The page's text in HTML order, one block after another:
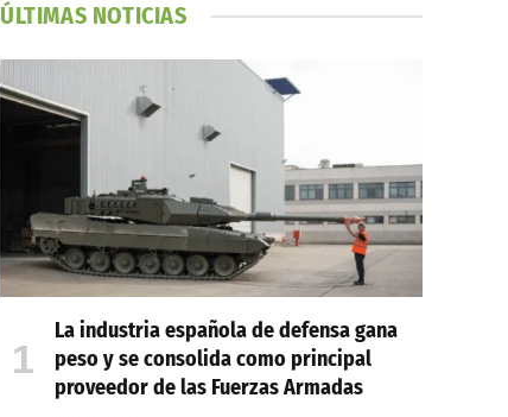
ÚLTIMAS NOTICIAS
La industria española de defensa gana
peso y se consolida como principal
proveedor de las Fuerzas Armadas